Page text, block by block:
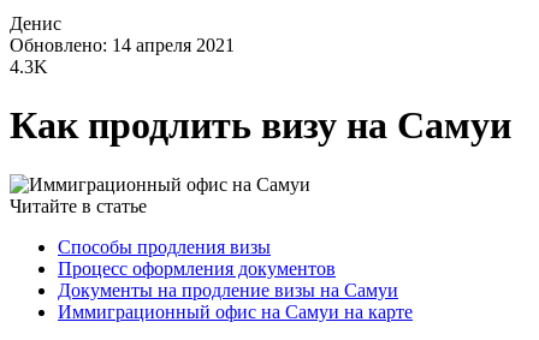
Денис
Обновлено: 14 апреля 2021
4.3K
Как продлить визу на Самуи
Читайте в статье
Способы продления визы
Процесс оформления документов
Документы на продление визы на Самуи
Иммиграционный офис на Самуи на карте